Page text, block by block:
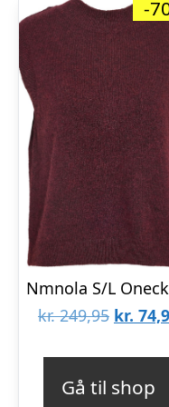
-
kr.249,95 Den
var:
kr.
Gå til shop